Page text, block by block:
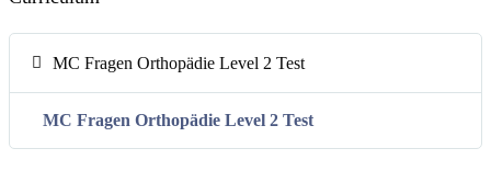
MC Fragen Orthopädie Level 2 Test
MC Fragen Orthopädie Level 2 Test